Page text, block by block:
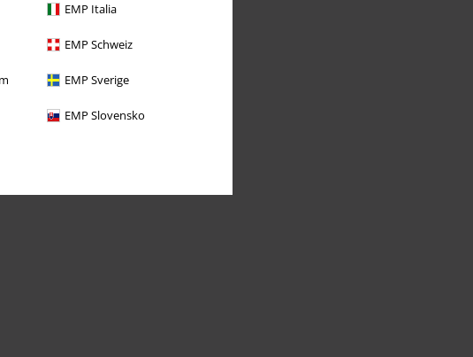
EMP Italia
EMP Schweiz
EMP Sverige
EMP Slovensko